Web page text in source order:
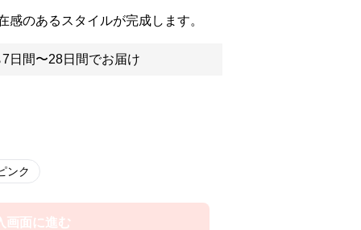
のあるスタイルが完成します。
日間〜28日間でお届け
ンク
画面に進む